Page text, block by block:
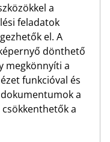
a
feladatok
el. A
dönthető
megkönnyíti a
funkcióval és
a
a